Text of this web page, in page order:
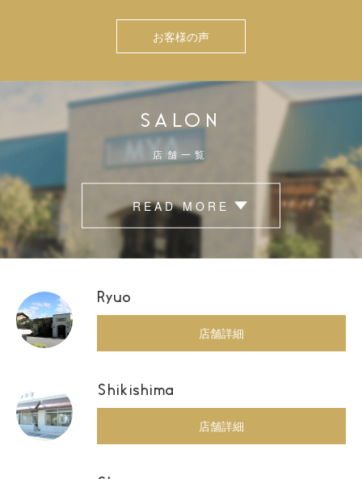
お客様の声
SALON
店舗一覧
READ MORE
Ryuo
店舗詳細
Shikishima
店舗詳細